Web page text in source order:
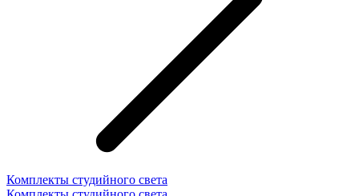
Комплекты студийного света